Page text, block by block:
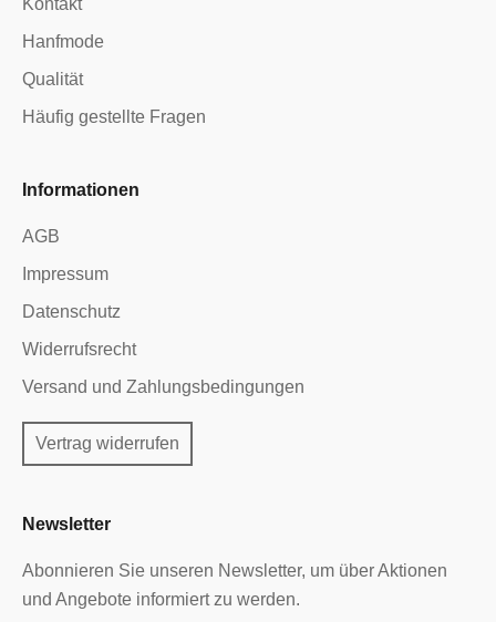
Hanfmode
Qualität
Häufig gestellte Fragen
Informationen
AGB
Impressum
Datenschutz
Widerrufsrecht
Versand und Zahlungsbedingungen
Vertrag widerrufen
Newsletter
Abonnieren Sie unseren Newsletter, um über Aktionen
und Angebote informiert zu werden.